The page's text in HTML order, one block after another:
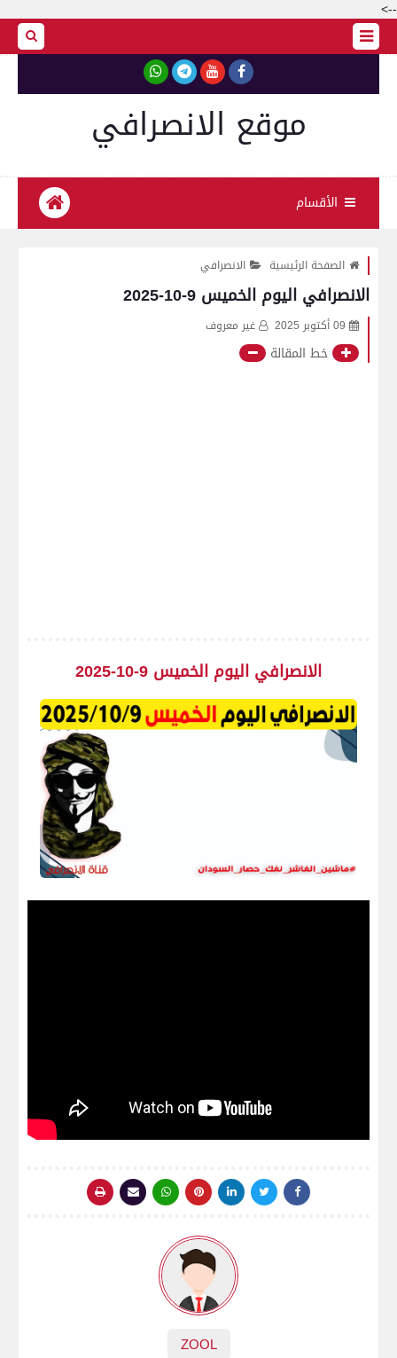
-->
موقع الانصرافي
الأقسام
الصفحة الرئيسية الانصرافي
الانصرافي اليوم الخميس 9-10-2025
09 أكتوبر 2025 غير معروف
خط المقالة
الانصرافي اليوم الخميس 9-10-2025
ZOOL